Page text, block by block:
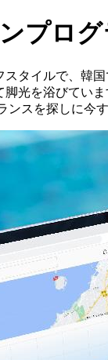
プロ
タイルで、
光を浴びてい
スを探しに今